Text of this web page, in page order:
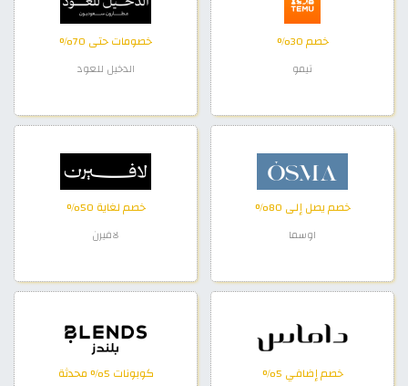
خصم 30%
تيمو
خصومات حتى 70%
الدخيل للعود
خصم يصل إلى 80%
اوسما
خصم لغاية 50%
لافيرن
خصم إضافي 5% كوبونات 5% محدثة